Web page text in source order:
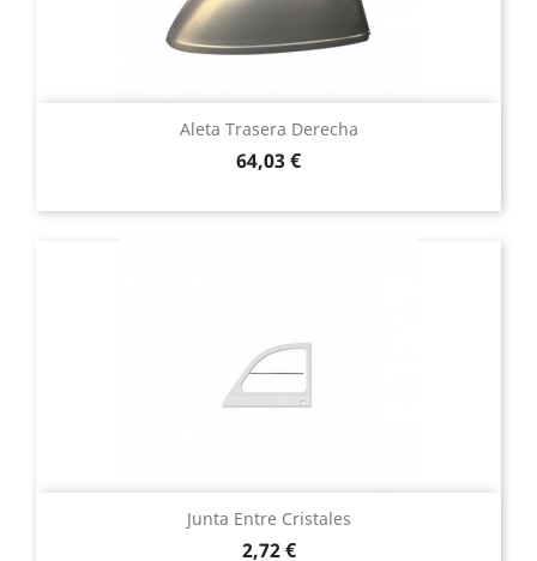
Aleta Trasera Derecha
Precio
64,03 €
Junta Entre Cristales
Precio
2,72 €